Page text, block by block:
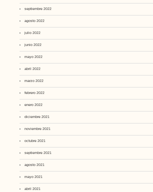
septiembre 2022
agosto 2022
julio 2022
junio 2022
mayo 2022
abril 2022
marzo 2022
febrero 2022
enero 2022
diciembre 2021
noviembre 2021
octubre 2021
septiembre 2021
agosto 2021
mayo 2021
abril 2021